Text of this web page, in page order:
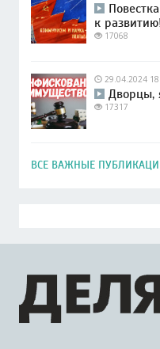
к
17068
29.04.2024
Дворцы,
17317
ВСЕ ВАЖНЫЕ